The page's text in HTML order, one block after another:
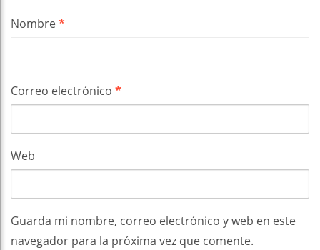
Nombre*
Correo electrónico *
Web
Guarda mi nombre, correo electrónico y web en este
navegador para la próxima vez que comente.